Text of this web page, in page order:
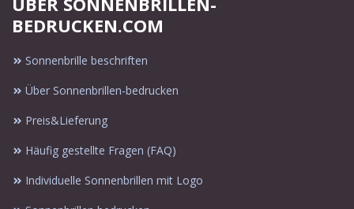
BEDRUCKEN.COM
Sonnenbrille beschriften
Über Sonnenbrillen-bedrucken
Preis&Lieferung
Häufig gestellte Fragen (FAQ)
Individuelle Sonnenbrillen mit Logo